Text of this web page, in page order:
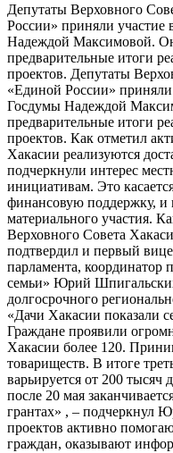
Депутаты Верховного
России» приняли участие
Надеждой Максимовой.
предварительные итоги
проектов. Депутаты
«Единой России» приняли
Госдумы Надеждой
предварительные итоги
проектов. Как отметил
Хакасии реализуются
подчеркнули интерес
инициативам. Это
финансовую поддержку, и
материального участия.
Верховного Совета
подтвердил и первый
парламента, координатор
семьи» Юрий
долгосрочного
«Дачи Хакасии показали
Граждане проявили
Хакасии более 120.
товариществ. В итоге
варьируется от 200
после 20 мая
грантах» , – подчеркнул
проектов активно
граждан, оказывают